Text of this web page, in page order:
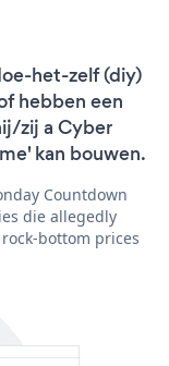
het-zelf (diy)
hebben een
zij a Cyber
kan bouwen.
Countdown
die allegedly
bottom prices